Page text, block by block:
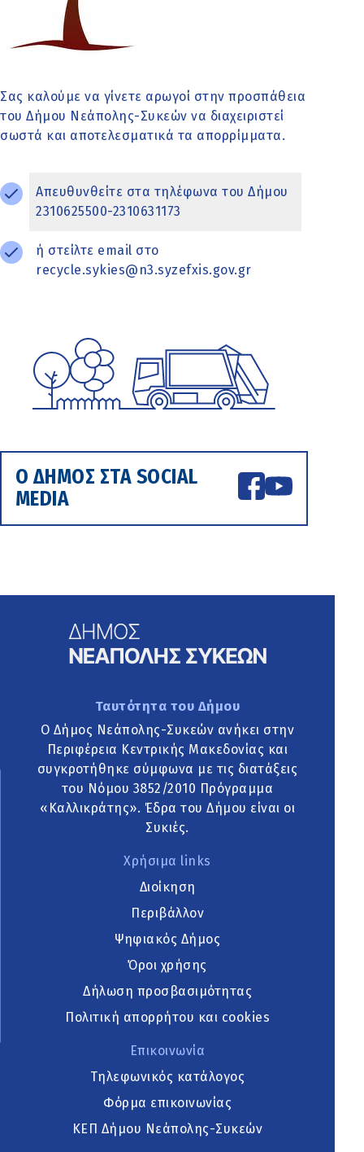
Σας καλούμε να γίνετε αρωγοί στην προσπάθεια
του Δήμου Νεάπολης-Συκεών να διαχειριστεί
σωστά και αποτελεσματικά τα απορρίμματα.
Απευθυνθείτε στα τηλέφωνα του Δήμου
2310625500-2310631173
ή στείλτε email στο
recycle.sykies@n3.syzefxis.gov.gr
Ο ΔΗΜΟΣ ΣΤΑ SOCIAL
MEDIA
Ταυτότητα του Δήμου
Ο Δήμος Νεάπολης-Συκεών ανήκει στην
Περιφέρεια Κεντρικής Μακεδονίας και
συγκροτήθηκε σύμφωνα με τις διατάξεις
του Νόμου 3852/2010 Πρόγραμμα
«Καλλικράτης». Έδρα του Δήμου είναι οι
Συκιές.
Χρήσιμα links
Διοίκηση
Περιβάλλον
Ψηφιακός Δήμος
Όροι χρήσης
Δήλωση προσβασιμότητας
Πολιτική απορρήτου και cookies
Επικοινωνία
Τηλεφωνικός κατάλογος
Φόρμα επικοινωνίας
ΚΕΠ Δήμου Νεάπολης-Συκεών